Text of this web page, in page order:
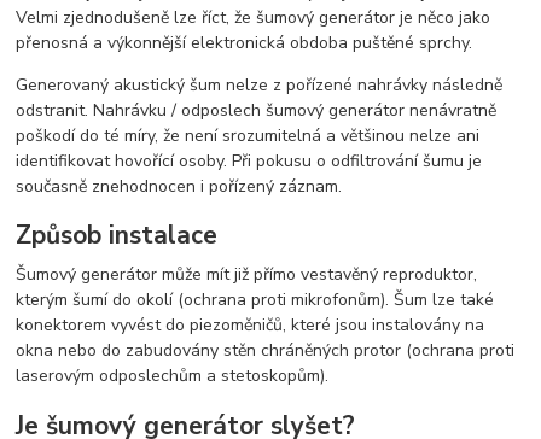
Velmi zjednodušeně lze říct, že šumový generátor je něco jako
přenosná a výkonnější elektronická obdoba puštěné sprchy.
Generovaný akustický šum nelze z pořízené nahrávky následně
odstranit. Nahrávku / odposlech šumový generátor nenávratně
poškodí do té míry, že není srozumitelná a většinou nelze ani
identifikovat hovořící osoby. Při pokusu o odfiltrování šumu je
současně znehodnocen i pořízený záznam.
Způsob instalace
Šumový generátor může mít již přímo vestavěný reproduktor,
kterým šumí do okolí (ochrana proti mikrofonům). Šum lze také
konektorem vyvést do piezoměničů, které jsou instalovány na
okna nebo do zabudovány stěn chráněných protor (ochrana proti
laserovým odposlechům a stetoskopům).
Je šumový generátor slyšet?